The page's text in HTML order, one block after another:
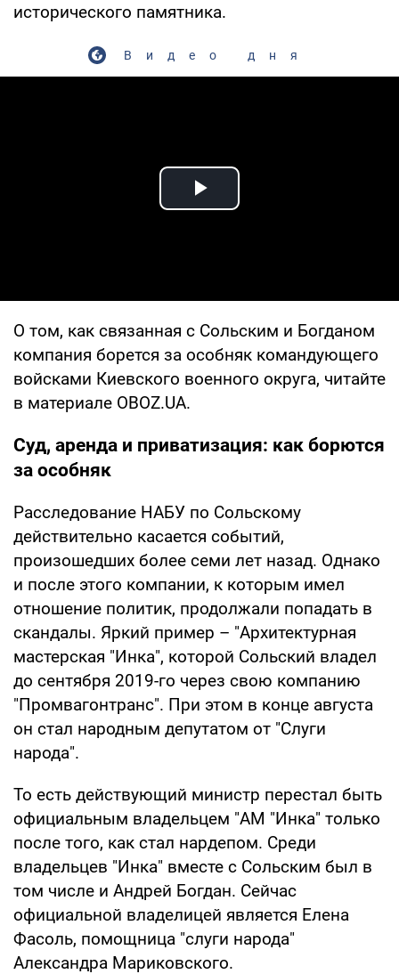
исторического памятника.
Видео дня
Play Video
О том, как связанная с Сольским и Богданом
компания борется за особняк командующего
войсками Киевского военного округа, читайте
в материале OBOZ.UA.
Суд, аренда и приватизация: как борются
за особняк
Расследование НАБУ по Сольскому
действительно касается событий,
произошедших более семи лет назад. Однако
и после этого компании, к которым имел
отношение политик, продолжали попадать в
скандалы. Яркий пример – "Архитектурная
мастерская "Инка", которой Сольский владел
до сентября 2019-го через свою компанию
"Промвагонтранс". При этом в конце августа
он стал народным депутатом от "Слуги
народа".
То есть действующий министр перестал быть
официальным владельцем "АМ "Инка" только
после того, как стал нардепом. Среди
владельцев "Инка" вместе с Сольским был в
том числе и Андрей Богдан. Сейчас
официальной владелицей является Елена
Фасоль, помощница "слуги народа"
Александра Мариковского.